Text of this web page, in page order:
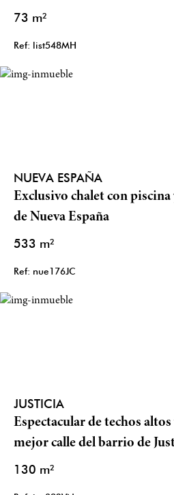
73 m²
Ref: list548MH
NUEVA ESPAÑA
Exclusivo chalet con
de Nueva España
533 m²
Ref: nue176JC
JUSTICIA
Espectacular de techos
mejor calle del barrio de
130 m²